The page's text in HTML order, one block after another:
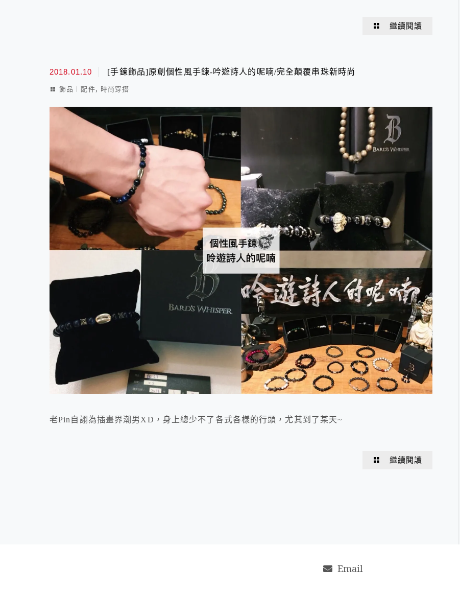
繼續閱讀
2018.01.10 [手鍊飾品]原創個性風手鍊-吟遊詩人的呢喃/完全顛覆串珠新時尚
飾品︱配件, 時尚穿搭
老Pin自詡為插畫界潮男XD，身上總少不了各式各樣的行頭，尤其到了某天~
繼續閱讀
Email